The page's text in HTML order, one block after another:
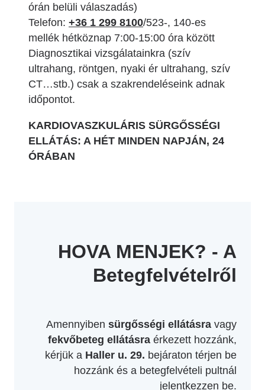
órán belüli válaszadás)
Telefon: +36 1 299 8100/523-, 140-es
mellék hétköznap 7:00-15:00 óra között
Diagnosztikai vizsgálatainkra (szív
ultrahang, röntgen, nyaki ér ultrahang, szív
CT…stb.) csak a szakrendeléseink adnak
időpontot.
KARDIOVASZKULÁRIS SÜRGŐSSÉGI
ELLÁTÁS: A HÉT MINDEN NAPJÁN, 24
ÓRÁBAN
HOVA MENJEK? - A
Betegfelvételről
Amennyiben sürgősségi ellátásra vagy
fekvőbeteg ellátásra érkezett hozzánk,
kérjük a Haller u. 29. bejáraton térjen be
hozzánk és a betegfelvételi pultnál
jelentkezzen be.